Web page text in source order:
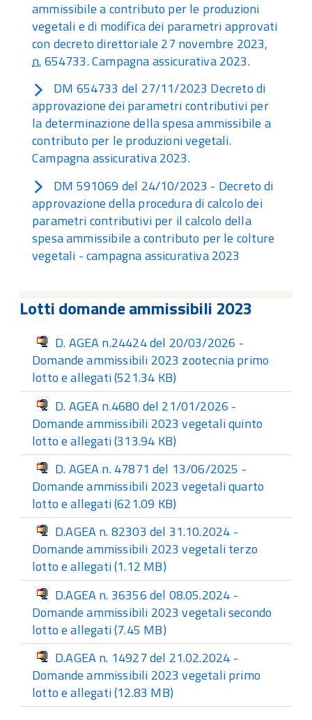
ammissibile a contributo per le produzioni
vegetali e di modifica dei parametri approvati
con decreto direttoriale 27 novembre 2023,
n.654733. Campagna assicurativa 2023.
DM 654733 del 27/11/2023 Decreto di
approvazione dei parametri contributivi per
la determinazione della spesa ammissibile a
contributo per le produzioni vegetali.
Campagna assicurativa 2023.
DM 591069 del 24/10/2023 - Decreto di
approvazione della procedura di calcolo dei
parametri contributivi per il calcolo della
spesa ammissibile a contributo per le colture
vegetali - campagna assicurativa 2023
Lotti domande ammissibili 2023
D. AGEA n.24424 del 20/03/2026 -
Domande ammissibili 2023 zootecnia primo
lotto e allegati(521.34 KB)
D. AGEA n.4680 del 21/01/2026 -
Domande ammissibili 2023 vegetali quinto
lotto e allegati(313.94 KB)
D. AGEA n. 47871 del 13/06/2025 -
Domande ammissibili 2023 vegetali quarto
lotto e allegati(621.09 KB)
D.AGEA n. 82303 del 31.10.2024 -
Domande ammissibili 2023 vegetali terzo
lotto e allegati(1.12 MB)
D.AGEA n. 36356 del 08.05.2024 -
Domande ammissibili 2023 vegetali secondo
lotto e allegati(7.45 MB)
D.AGEA n. 14927 del 21.02.2024 -
Domande ammissibili 2023 vegetali primo
lotto e allegati(12.83 MB)